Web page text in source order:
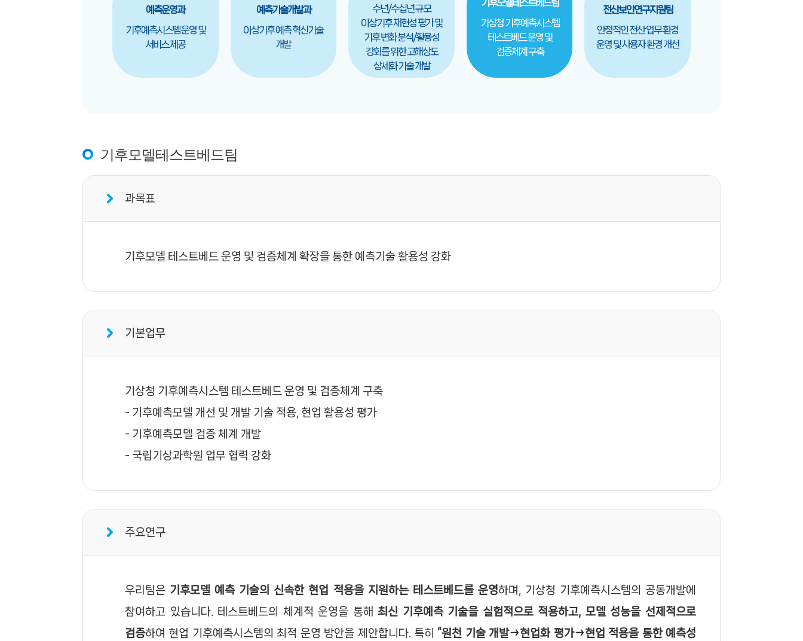
예측운영과
기후예측시스템 운영 및
서비스 제공
예측기술개발과
이상기후 예측 혁신기술
개발
수년/수십년 규모
이상기후 재현성 평가 및
기후 변화 분석/활용성
강화를 위한 고해상도
상세화 기술 개발
기후모델테스트베드팀
기상청 기후예측시스템
테스트베드 운영 및
검증체계 구축
전산보안연구지원팀
안정적인 전산 업무 환경
운영 및 사용자 환경 개선
기후모델테스트베드팀
과목표
기후모델 테스트베드 운영 및 검증체계 확장을 통한 예측기술 활용성 강화
기본업무
기상청 기후예측시스템 테스트베드 운영 및 검증체계 구축
- 기후예측모델 개선 및 개발 기술 적용, 현업 활용성 평가
- 기후예측모델 검증 체계 개발
- 국립기상과학원 업무 협력 강화
주요연구
우리팀은 기후모델 예측 기술의 신속한 현업 적용을 지원하는 테스트베드를 운영하며, 기상청 기후예측시스템의 공동개발에
참여하고 있습니다. 테스트베드의 체계적 운영을 통해 최신 기후예측 기술을 실험적으로 적용하고, 모델 성능을 선제적으로
검증하여 현업 기후예측시스템의 최적 운영 방안을 제안합니다. 특히 “원천 기술 개발→현업화 평가→현업 적용을 통한 예측성